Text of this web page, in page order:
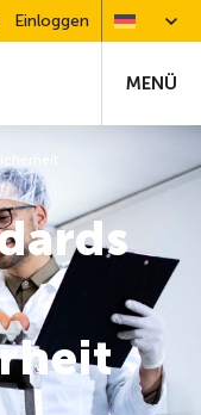
Einloggen
MENÜ